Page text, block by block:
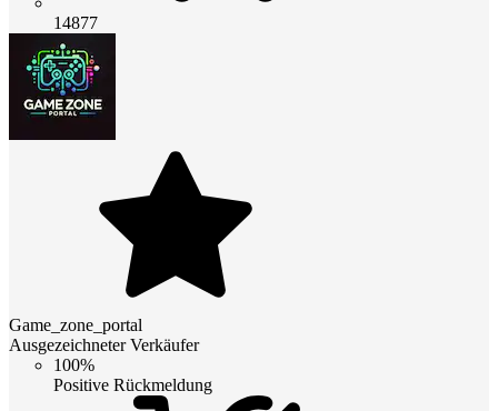
14877
Game_zone_portal
Ausgezeichneter Verkäufer
100%
Positive Rückmeldung